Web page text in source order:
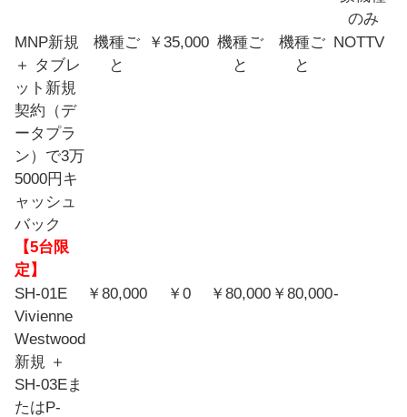
のみ
MNP新規
＋ タブレ
ット新規
契約（デ
ータプラ
ン）で3万
5000円キ
ャッシュ
バック
【5台限
定】
機種ご
と
￥35,000 機種ご
と
機種ご
と
NOTTV
SH-01E
Vivienne
Westwood
新規 ＋
SH-03Eま
たはP-
￥80,000 ￥0 ￥80,000 ￥80,000-